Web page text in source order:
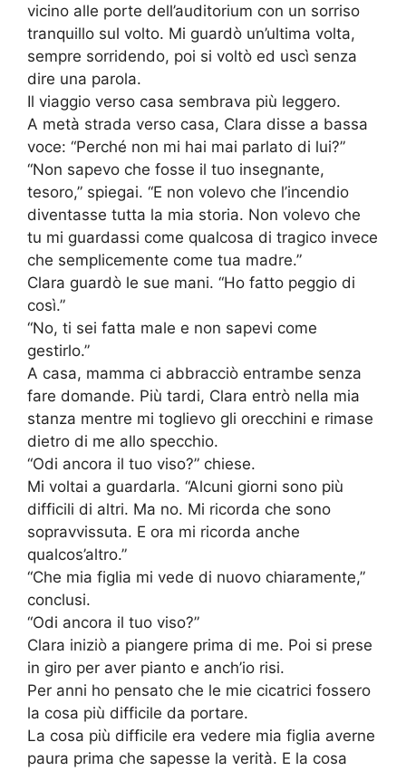
vicino alle porte dell’auditorium con un sorriso
tranquillo sul volto. Mi guardò un’ultima volta,
sempre sorridendo, poi si voltò ed uscì senza
dire una parola.
Il viaggio verso casa sembrava più leggero.
A metà strada verso casa, Clara disse a bassa
voce: “Perché non mi hai mai parlato di lui?”
“Non sapevo che fosse il tuo insegnante,
tesoro,” spiegai. “E non volevo che l’incendio
diventasse tutta la mia storia. Non volevo che
tu mi guardassi come qualcosa di tragico invece
che semplicemente come tua madre.”
Clara guardò le sue mani. “Ho fatto peggio di
così.”
“No, ti sei fatta male e non sapevi come
gestirlo.”
A casa, mamma ci abbracciò entrambe senza
fare domande. Più tardi, Clara entrò nella mia
stanza mentre mi toglievo gli orecchini e rimase
dietro di me allo specchio.
“Odi ancora il tuo viso?” chiese.
Mi voltai a guardarla. “Alcuni giorni sono più
difficili di altri. Ma no. Mi ricorda che sono
sopravvissuta. E ora mi ricorda anche
qualcos’altro.”
“Che mia figlia mi vede di nuovo chiaramente,”
conclusi.
“Odi ancora il tuo viso?”
Clara iniziò a piangere prima di me. Poi si prese
in giro per aver pianto e anch’io risi.
Per anni ho pensato che le mie cicatrici fossero
la cosa più difficile da portare.
La cosa più difficile era vedere mia figlia averne
paura prima che sapesse la verità. E la cosa